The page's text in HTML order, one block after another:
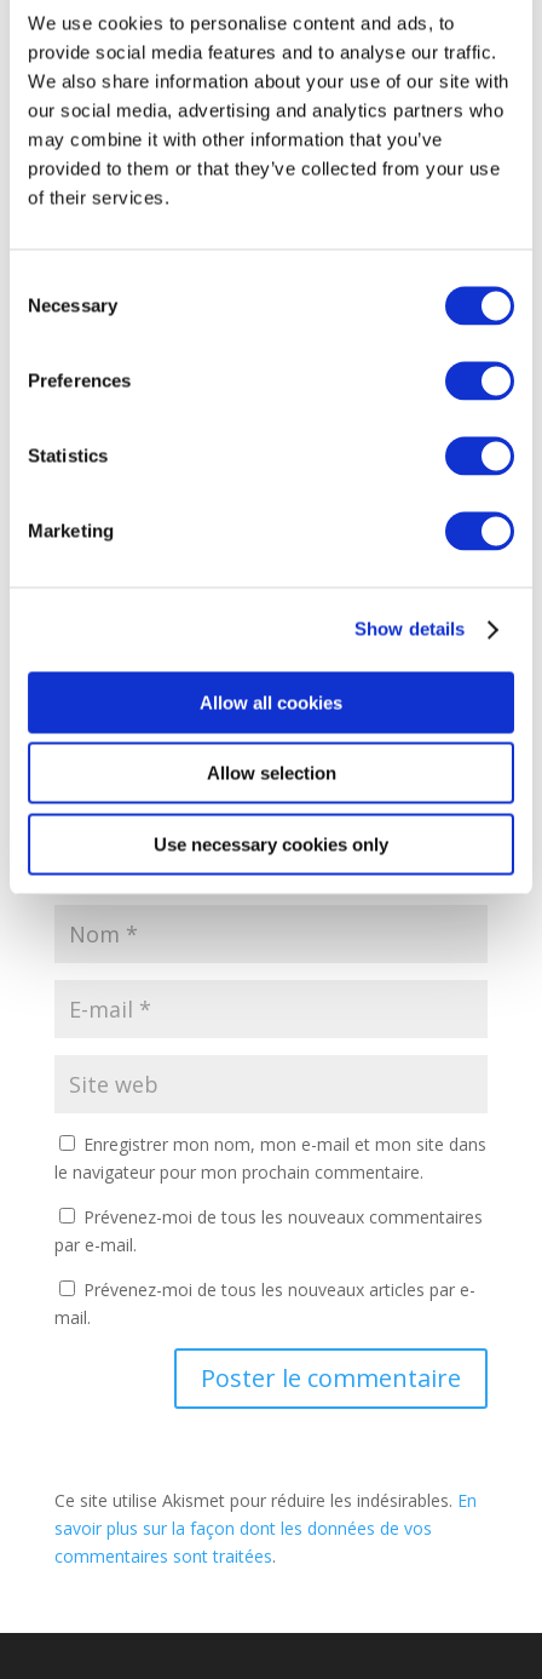
We use cookies to personalise content and ads, to
provide social media features and to analyse our traffic.
We also share information about your use of our site with
our social media, advertising and analytics partners who
may combine it with other information that you’ve
provided to them or that they’ve collected from your use
of their services.
Selection
Necessary
Preferences
Statistics
Marketing
Show details
Allow all cookies
Allow selection
Use necessary cookies only
déléguée de l’asbl Tourisme & Tradition
Pour vous faire accompagner
cliquez ci-dessous :
Votre adresse e-mail ne sera pas publiée.
Les champs
Enregistrer mon nom, mon e-mail et mon site dans
le navigateur pour mon prochain commentaire.
Prévenez-moi de tous les nouveaux commentaires
par e-mail.
Prévenez-moi de tous les nouveaux articles par e-
mail.
Ce site utilise Akismet pour réduire les indésirables. En
savoir plus sur la façon dont les données de vos
commentaires sont traitées.